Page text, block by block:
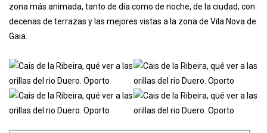
Ribeira, declaradaPatrimonio de la Humanidadpor la Unesco.
Ubicado a orillas del rio Duero, entre el Puente deDon Luis Iy el
Puente Arrabiada
zona más animada, tanto de día como de noche, de la ciudad, con
decenas de terrazas y las mejores vistas a la zona de Vila Nova de
Gaia.